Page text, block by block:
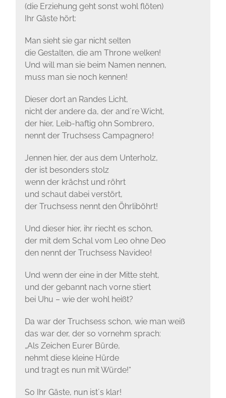
(die Erziehung geht sonst wohl flöten)
Ihr Gäste hört:
Man sieht sie gar nicht selten
die Gestalten, die am Throne welken!
Und will man sie beim Namen nennen,
muss man sie noch kennen!
Dieser dort an Randes Licht,
nicht der andere da, der and´re Wicht,
der hier, Leib-haftig ohn Sombrero,
nennt der Truchsess Campagnero!
Jennen hier, der aus dem Unterholz,
der ist besonders stolz
wenn der krächst und röhrt
und schaut dabei verstört,
der Truchsess nennt den Öhrliböhrt!
Und dieser hier, ihr riecht es schon,
der mit dem Schal vom Leo ohne Deo
den nennt der Truchsess Navideo!
Und wenn der eine in der Mitte steht,
und der gebannt nach vorne stiert
bei Uhu – wie der wohl heißt?
Da war der Truchsess schon, wie man weiß
das war der, der so vornehm sprach:
„Als Zeichen Eurer Bürde,
nehmt diese kleine Hürde
und tragt es nun mit Würde!“
So Ihr Gäste, nun ist´s klar!